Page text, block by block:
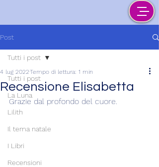
Post
Tutti i post
La Luna
Lilith
Il tema natale
I Libri
Recensioni
Tutti i post
Recensione Elisabetta
4 lug 2022Tempo di lettura: 1 min
Grazie dal profondo del cuore.